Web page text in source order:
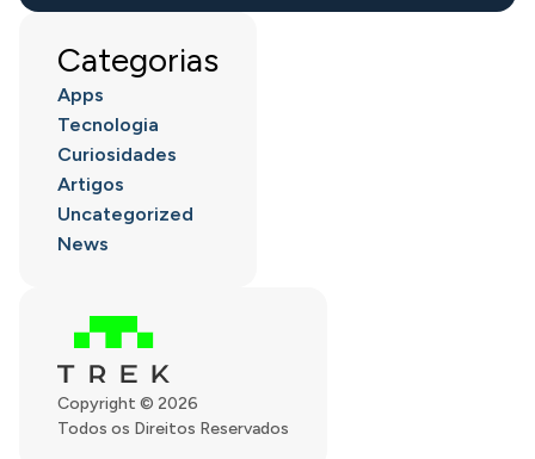
Copyright © 2026
Todos os Direitos Reservados
Categorias
Apps
Tecnologia
Curiosidades
Artigos
Uncategorized
News